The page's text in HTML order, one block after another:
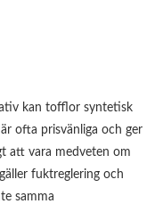
kan tofflor syntetisk
ofta prisvänliga och ger
att vara medveten om
fuktreglering och
samma